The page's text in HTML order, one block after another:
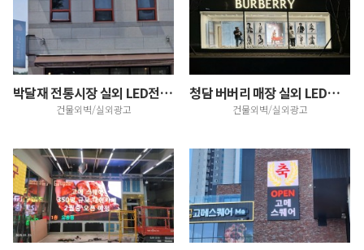
박달재 전통시장 실외 LED전광판 설치
건물외벽/실외광고
청담 버버리 매장 실외 LED스크린 설치
건물외벽/실외광고